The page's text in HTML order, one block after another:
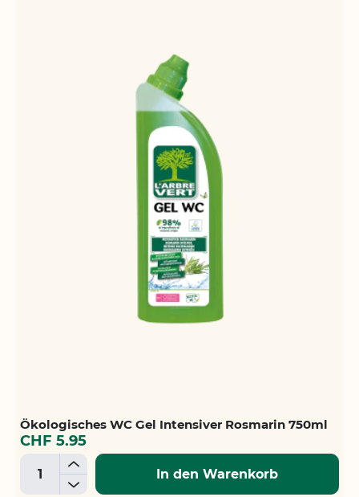
Ökologisches WC Gel Intensiver Rosmarin 750ml
CHF 5.95
+
-
In den Warenkorb